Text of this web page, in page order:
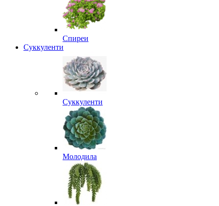
Спиреи
Суккуленти
Суккуленти
Молодила